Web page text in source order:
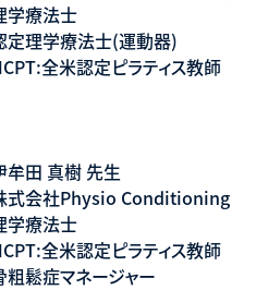
学療法士
定理学療法士(運動器)
全米認定ピラティス教師
牟田 真樹 先生
式会社Physio Conditioning
学療法士
全米認定ピラティス教師
粗鬆症マネージャー